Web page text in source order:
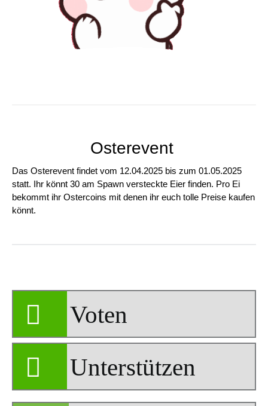
Osterevent
Das Osterevent findet vom 12.04.2025 bis zum 01.05.2025
statt. Ihr könnt 30 am Spawn versteckte Eier finden. Pro Ei
bekommt ihr Ostercoins mit denen ihr euch tolle Preise kaufen
könnt.
Voten
Unterstützen